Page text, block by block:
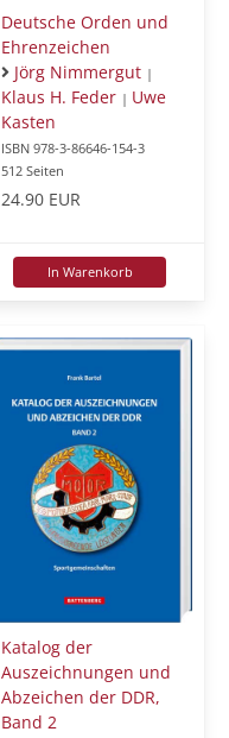
Deutsche Orden und
Ehrenzeichen
Jörg Nimmergut |
Klaus H. Feder | Uwe
Kasten
ISBN 978-3-86646-154-3
512 Seiten
24.90 EUR
In Warenkorb
Katalog der
Auszeichnungen und
Abzeichen der DDR,
Band 2